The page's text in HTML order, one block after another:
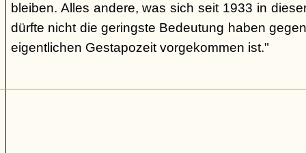
bleiben. Alles andere, was sich seit 1933 in
dürfte nicht die geringste Bedeutung haben
eigentlichen Gestapozeit vorgekommen ist."